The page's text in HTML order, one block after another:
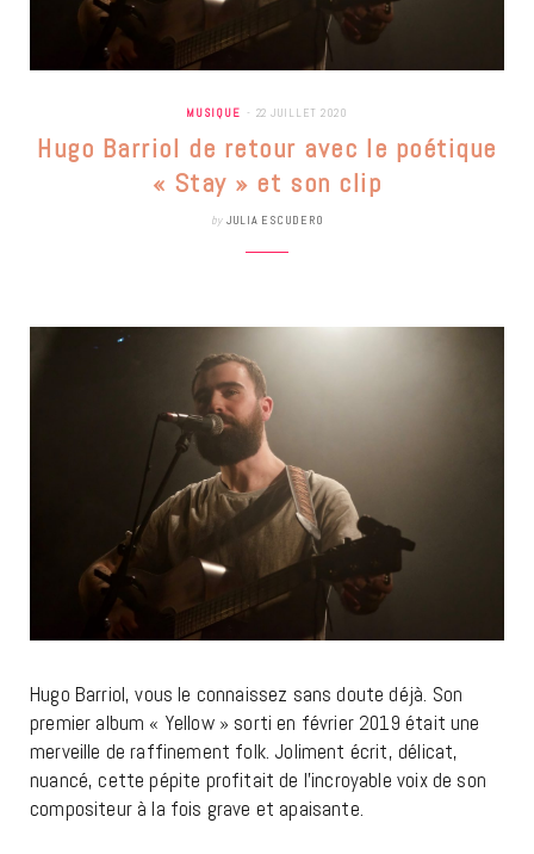
MUSIQUE 22 JUILLET 2020
Hugo Barriol de retour avec le poétique
« Stay » et son clip
by JULIA ESCUDERO
Hugo Barriol, vous le connaissez sans doute déjà. Son
premier album « Yellow » sorti en février 2019 était une
merveille de raffinement folk. Joliment écrit, délicat,
nuancé, cette pépite profitait de l’incroyable voix de son
compositeur à la fois grave et apaisante.